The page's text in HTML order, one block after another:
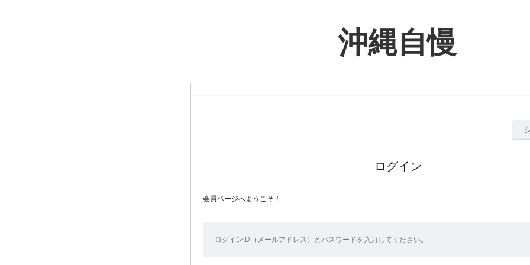
沖縄自慢
ログイン
会員ページへようこそ！
ログインID（メールアドレス）とパスワードを入力してください。